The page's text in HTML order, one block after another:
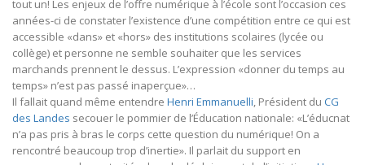
tout un! Les enjeux de l’offre numérique à l’école sont l’occasion ces
années-ci de constater l’existence d’une compétition entre ce qui est
accessible «dans» et «hors» des institutions scolaires (lycée ou
collège) et personne ne semble souhaiter que les services
marchands prennent le dessus. L’expression «donner du temps au
temps» n’est pas passé inaperçue»…
Il fallait quand même entendre Henri Emmanuelli, Président du CG
des Landes secouer le pommier de l’Éducation nationale: «L’éducnat
n’a pas pris à bras le corps cette question du numérique! On a
rencontré beaucoup trop d’inertie». Il parlait du support en